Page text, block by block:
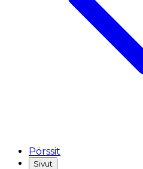
Pörssit
Sivut